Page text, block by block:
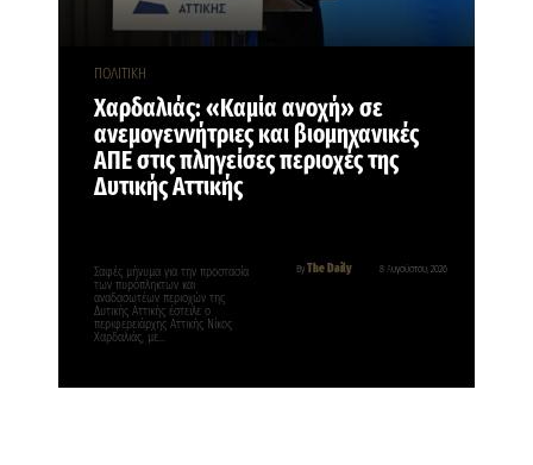
ΠΟΛΙΤΙΚΗ
Χαρδαλιάς: «Καμία ανοχή» σε
ανεμογεννήτριες και βιομηχανικές
ΑΠΕ στις πληγείσες περιοχές της
Δυτικής Αττικής
By The Daily 8 Αυγούστου, 2026
Σαφές μήνυμα για την προστασία
των πυρόπληκτων και
αναδασωτέων περιοχών της
Δυτικής Αττικής έστειλε ο
περιφερειάρχης Αττικής Νίκος
Χαρδαλιάς, με…